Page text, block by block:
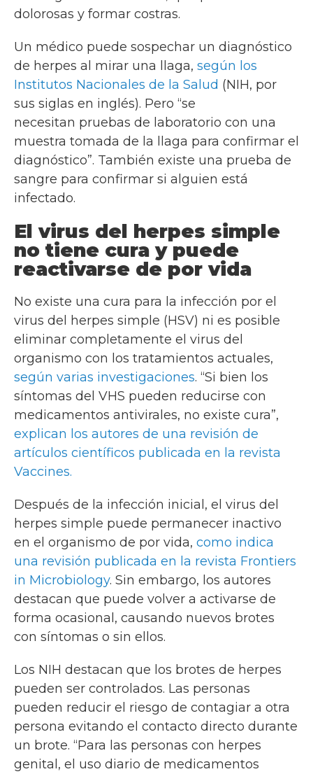
dolorosas y formar costras.
Un médico puede sospechar un diagnóstico
de herpes al mirar una llaga, según los
Institutos Nacionales de la Salud (NIH, por
sus siglas en inglés). Pero “se
necesitan pruebas de laboratorio con una
muestra tomada de la llaga para confirmar el
diagnóstico”. También existe una prueba de
sangre para confirmar si alguien está
infectado.
El virus del herpes simple
no tiene cura y puede
reactivarse de por vida
No existe una cura para la infección por el
virus del herpes simple (HSV) ni es posible
eliminar completamente el virus del
organismo con los tratamientos actuales,
según varias investigaciones. “Si bien los
síntomas del VHS pueden reducirse con
medicamentos antivirales, no existe cura”,
explican los autores de una revisión de
artículos científicos publicada en la revista
Vaccines.
Después de la infección inicial, el virus del
herpes simple puede permanecer inactivo
en el organismo de por vida, como indica
una revisión publicada en la revista Frontiers
in Microbiology. Sin embargo, los autores
destacan que puede volver a activarse de
forma ocasional, causando nuevos brotes
con síntomas o sin ellos.
Los NIH destacan que los brotes de herpes
pueden ser controlados. Las personas
pueden reducir el riesgo de contagiar a otra
persona evitando el contacto directo durante
un brote. “Para las personas con herpes
genital, el uso diario de medicamentos